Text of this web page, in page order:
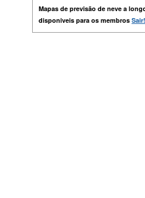
Mapas de previsão de neve a
disponiveis para os membros Sair!